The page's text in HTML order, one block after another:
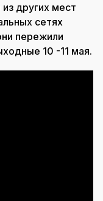
других мест
сетях
пережили
10 -11 мая.